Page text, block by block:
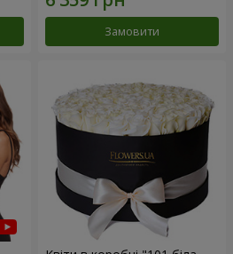
Замовити